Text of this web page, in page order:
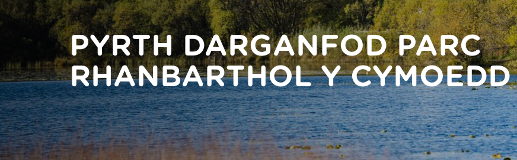
PYRTH DARGANFOD PARC
RHANBARTHOL Y CYMOEDD